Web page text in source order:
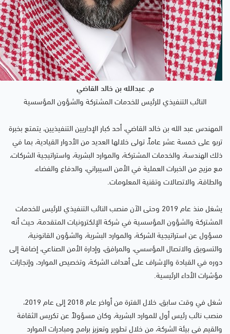
م. عبدالله بن خالد القاضي
النائب التنفيذي للرئيس للخدمات المشتركة والشؤون المؤسسية
المهندس عبد الله بن خالد القاضي، أحد كبار الإداريين التنفيذيين، يتمتع بخبرة
تربو على خمسة عشر عاماً، تولى خلالها العديد من الأدوار القيادية، بما في
ذلك الهندسة، والخدمات المشتركة، والموارد البشرية، واستراتيجية الشركات،
مع مزيج من الخبرات العملية في الأمن السيبراني، والدفاع والفضاء،
والطاقة، والاتصالات وتقنية المعلومات.
يشغل منذ عام 2019 وحتى الآن منصب النائب التنفيذي للرئيس للخدمات
المشتركة والشؤون المؤسسية في شركة الإلكترونيات المتقدمة، حيث أنه
مسؤول عن استراتيجية الشركة، والموارد البشرية، والشؤون القانونية،
والتسويق والاتصال المؤسسي، والمرافق، وإدارة الأمن الصناعي، إضافة إلى
دوره في القيادة والإشراف على أهداف الشركة، وتخصيص الموارد، وإنجازات
مؤشرات الأداء الرئيسية.
شغل في وقت سابق، خلال الفترة من أواخر عام 2018 إلى عام 2019،
منصب نائب رئيس أول للموارد البشرية، وكان مسؤولاً عن تكريس الثقافة
والقيم في بيئة الشركة، من خلال تطوير وتعزيز برامج ومبادرات الموارد